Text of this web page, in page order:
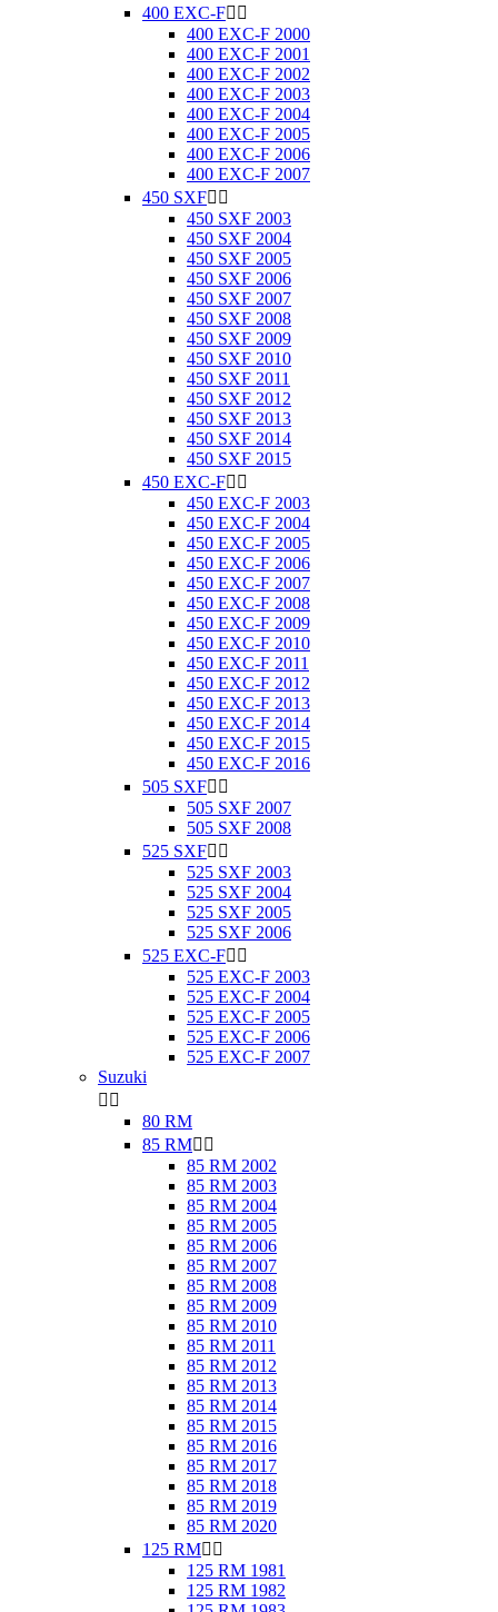
400 EXC-F 
400 EXC-F 2000
400 EXC-F 2001
400 EXC-F 2002
400 EXC-F 2003
400 EXC-F 2004
400 EXC-F 2005
400 EXC-F 2006
400 EXC-F 2007
450 SXF 
450 SXF 2003
450 SXF 2004
450 SXF 2005
450 SXF 2006
450 SXF 2007
450 SXF 2008
450 SXF 2009
450 SXF 2010
450 SXF 2011
450 SXF 2012
450 SXF 2013
450 SXF 2014
450 SXF 2015
450 EXC-F 
450 EXC-F 2003
450 EXC-F 2004
450 EXC-F 2005
450 EXC-F 2006
450 EXC-F 2007
450 EXC-F 2008
450 EXC-F 2009
450 EXC-F 2010
450 EXC-F 2011
450 EXC-F 2012
450 EXC-F 2013
450 EXC-F 2014
450 EXC-F 2015
450 EXC-F 2016
505 SXF 
505 SXF 2007
505 SXF 2008
525 SXF 
525 SXF 2003
525 SXF 2004
525 SXF 2005
525 SXF 2006
525 EXC-F 
525 EXC-F 2003
525 EXC-F 2004
525 EXC-F 2005
525 EXC-F 2006
525 EXC-F 2007
Suzuki
 
80 RM
85 RM 
85 RM 2002
85 RM 2003
85 RM 2004
85 RM 2005
85 RM 2006
85 RM 2007
85 RM 2008
85 RM 2009
85 RM 2010
85 RM 2011
85 RM 2012
85 RM 2013
85 RM 2014
85 RM 2015
85 RM 2016
85 RM 2017
85 RM 2018
85 RM 2019
85 RM 2020
125 RM 
125 RM 1981
125 RM 1982